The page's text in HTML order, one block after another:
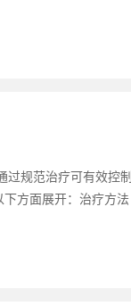
过规范治疗可有效控制
方面展开：治疗方法